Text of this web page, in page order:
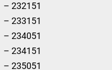
– 232151
– 233151
– 234051
– 234151
– 235051